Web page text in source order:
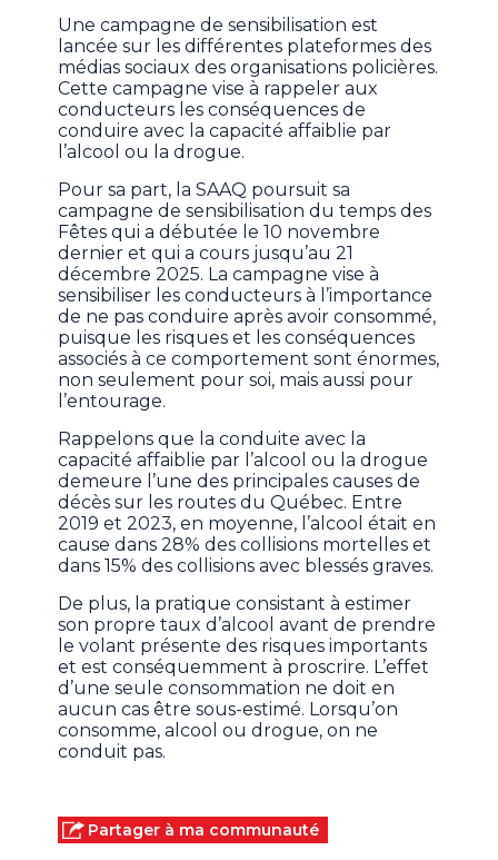
Une campagne de sensibilisation est
lancée sur les différentes plateformes des
médias sociaux des organisations policières.
Cette campagne vise à rappeler aux
conducteurs les conséquences de
conduire avec la capacité affaiblie par
l’alcool ou la drogue.
Pour sa part, la SAAQ poursuit sa
campagne de sensibilisation du temps des
Fêtes qui a débutée le 10 novembre
dernier et qui a cours jusqu’au 21
décembre 2025. La campagne vise à
sensibiliser les conducteurs à l’importance
de ne pas conduire après avoir consommé,
puisque les risques et les conséquences
associés à ce comportement sont énormes,
non seulement pour soi, mais aussi pour
l’entourage.
Rappelons que la conduite avec la
capacité affaiblie par l’alcool ou la drogue
demeure l’une des principales causes de
décès sur les routes du Québec. Entre
2019 et 2023, en moyenne, l’alcool était en
cause dans 28% des collisions mortelles et
dans 15% des collisions avec blessés graves.
De plus, la pratique consistant à estimer
son propre taux d’alcool avant de prendre
le volant présente des risques importants
et est conséquemment à proscrire. L’effet
d’une seule consommation ne doit en
aucun cas être sous-estimé. Lorsqu’on
consomme, alcool ou drogue, on ne
conduit pas.
Partager à ma communauté